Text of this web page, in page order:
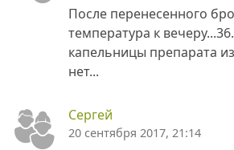
После перенесенного
температура к
капельницы препарата
нет...
Сергей
20 сентября 2017, 21:14